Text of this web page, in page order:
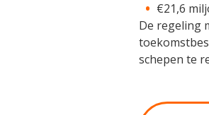
€21,6
De regeling
schepen te